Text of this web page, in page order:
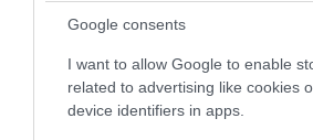
Google consents
I want to allow Google to enable
related to advertising like cookies
device identifiers in apps.
08.08.2026 | 18:02
Βάσει της τριμερούς
Σ.Αραβίας & Πακιστάν θα